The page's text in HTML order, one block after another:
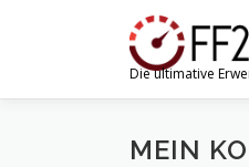
Die ultimative
MEIN